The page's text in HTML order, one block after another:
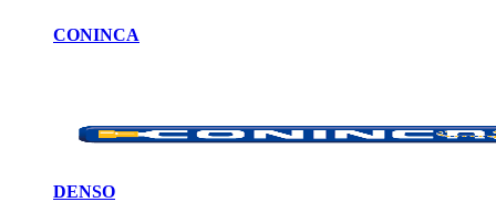
CONINCA
DENSO